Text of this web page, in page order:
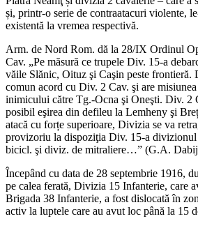
și, printr-o serie de contraatacuri violente,
existentă la vremea respectivă.
Arm. de Nord Rom. dă la 28/IX Ordinul
Cav. „Pe măsură ce trupele Div. 15-a
văile Slănic, Oituz şi Caşin peste frontieră.
comun acord cu Div. 2 Cav. şi are
inimicului către Tg.-Ocna şi Oneşti. Div. 2
posibil eşirea din defileu la Lemheny şi
atacă cu forțe superioare, Divizia se va
provizoriu la dispoziţia Div. 15-a
bicicl. şi diviz. de mitraliere…” (G.A.
Începând cu data de 28 septembrie 1916,
pe calea ferată, Divizia 15 Infanterie, care
Brigada 38 Infanterie, a fost dislocată în
activ la luptele care au avut loc până la 15